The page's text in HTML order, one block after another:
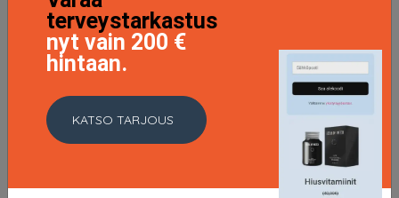
Smashbox Always On Cream Shadow 10 ml - Greige
terveystarkastus
nyt vain 200 €
hintaan.
KATSO TARJOUS